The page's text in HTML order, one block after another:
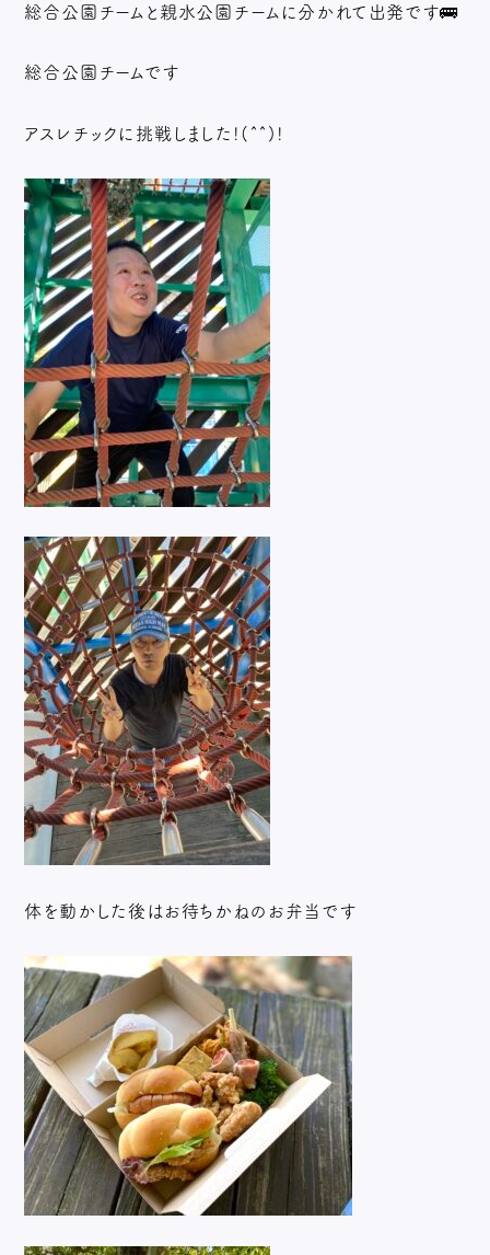
総合公園チームと親水公園チームに分かれて出発です🚌
総合公園チームです
アスレチックに挑戦しました!(^^)!
体を動かした後はお待ちかねのお弁当です